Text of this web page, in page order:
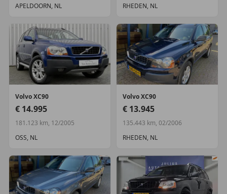
APELDOORN, NL
RHEDEN, NL
Volvo XC90
€ 14.995
181.123 km, 12/2005
OSS, NL
VolvoXC90
€ 13.945
135.443 km, 02/2006
RHEDEN, NL